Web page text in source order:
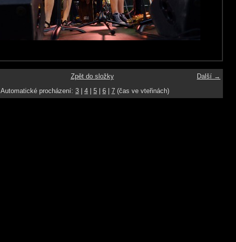
Další →
Zpět do složky
Automatické procházení: 3 4 5 6 7 (čas ve vteřinách)